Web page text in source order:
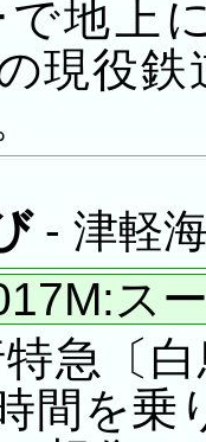
地上
現役
- 津軽
ス
急〔
間を乗